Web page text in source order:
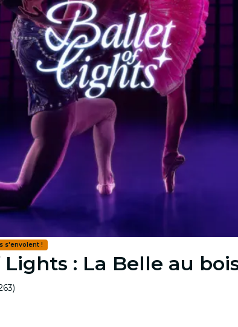
s'envolent !
: La Belle au